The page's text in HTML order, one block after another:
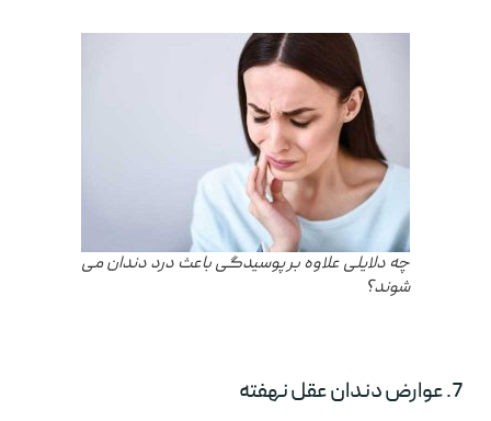
چه دلایلی علاوه بر پوسیدگی باعث درد دندان می
شوند؟
7. عوارض دندان عقل نهفته